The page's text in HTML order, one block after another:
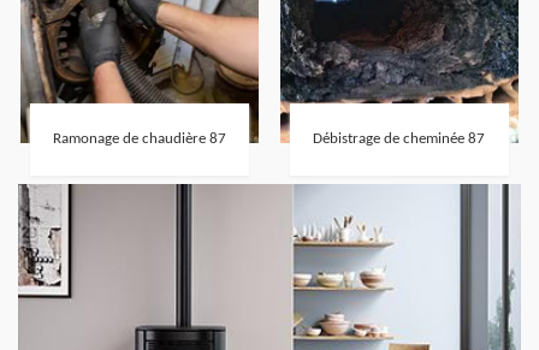
Ramonage de chaudière 87 Débistrage de cheminée 87